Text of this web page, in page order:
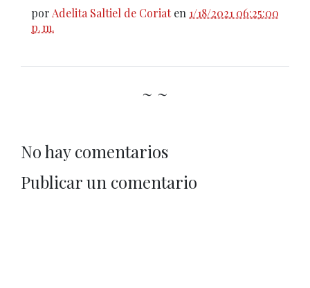
por Adelita Saltiel de Coriat en 1/18/2021 06:25:00
p. m.
~ ~
No hay comentarios
Publicar un comentario